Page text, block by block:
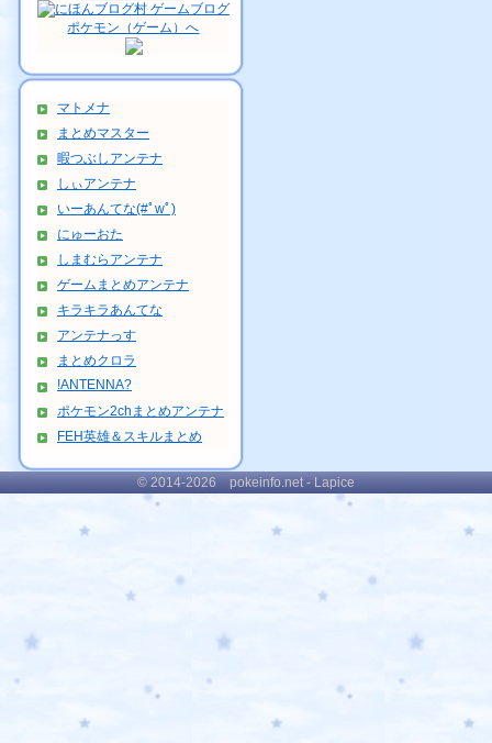
マトメナ
まとめマスター
暇つぶしアンテナ
しぃアンテナ
いーあんてな(#ﾟwﾟ)
にゅーおた
しまむらアンテナ
ゲームまとめアンテナ
キラキラあんてな
アンテナっす
まとめクロラ
!ANTENNA?
ポケモン2chまとめアンテナ
FEH英雄＆スキルまとめ
© 2014-2026 pokeinfo.net - Lapice